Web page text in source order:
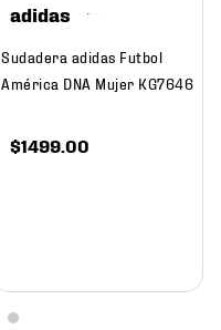
adidas
Sudadera adidas Futbol
América DNA Mujer KG7646
$1499.00